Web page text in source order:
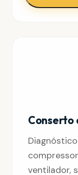
Conserto
ventilador,